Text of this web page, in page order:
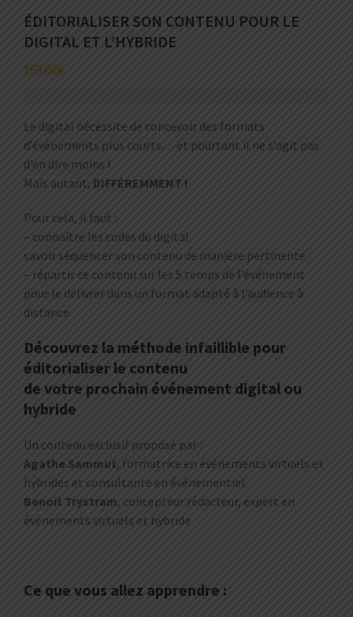
ÉDITORIALISER SON CONTENU POUR LE
DIGITAL ET L’HYBRIDE
199.00€
Le digital nécessite de concevoir des formats
d’événements plus courts… et pourtant il ne s’agit pas
d’en dire moins !
Mais autant, DIFFÉREMMENT !
Pour cela, il faut :
– connaître les codes du digital
savoir séquencer son contenu de manière pertinente
– répartir ce contenu sur les 5 temps de l’événement
pour le délivrer dans un format adapté à l’audience à
distance.
Découvrez la méthode infaillible pour
éditorialiser le contenu
de votre prochain événement digital ou
hybride
Un contenu exclusif proposé par :
Agathe Sammut, formatrice en événements virtuels et
hybrides et consultante en événementiel
Benoit Trystram, concepteur rédacteur, expert en
événements virtuels et hybride
Ce que vous allez apprendre :